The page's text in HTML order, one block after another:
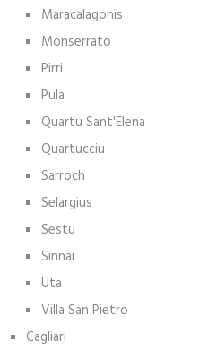
Maracalagonis
Monserrato
Pirri
Pula
Quartu Sant'Elena
Quartucciu
Sarroch
Selargius
Sestu
Sinnai
Uta
Villa San Pietro
Cagliari